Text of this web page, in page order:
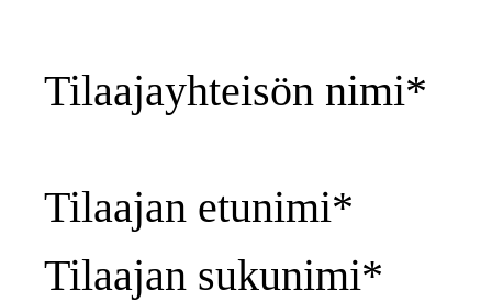
Tilaajayhteisön nimi*
Tilaajan etunimi*
Tilaajan sukunimi*